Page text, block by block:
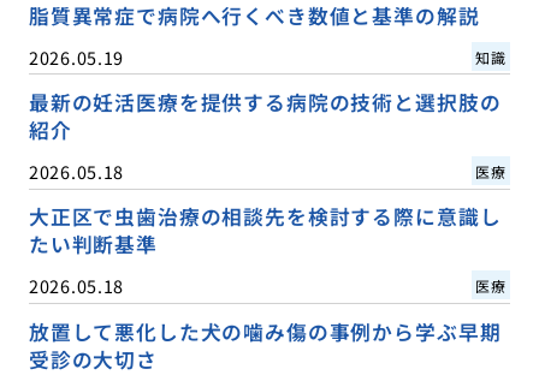
脂質異常症で病院へ行くべき数値と基準の解説
2026.05.19 知識
最新の妊活医療を提供する病院の技術と選択肢の
紹介
2026.05.18 医療
大正区で虫歯治療の相談先を検討する際に意識し
たい判断基準
2026.05.18 医療
放置して悪化した犬の噛み傷の事例から学ぶ早期
受診の大切さ